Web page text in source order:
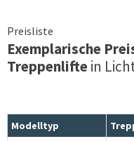
Preisliste
Exemplarische
Treppenliftein
Modelltyp